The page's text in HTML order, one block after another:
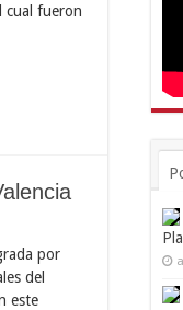
cual fueron
por
del
este